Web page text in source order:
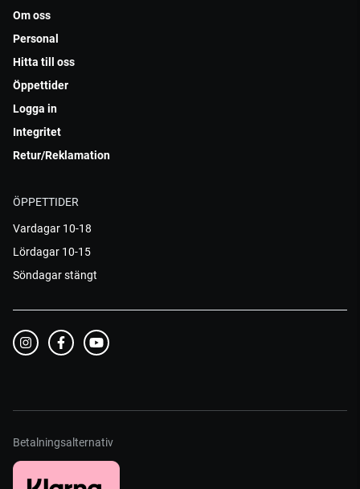
Om oss
Personal
Hitta till oss
Öppettider
Logga in
Integritet
Retur/Reklamation
ÖPPETTIDER
Vardagar 10-18
Lördagar 10-15
Söndagar stängt
Betalningsalternativ